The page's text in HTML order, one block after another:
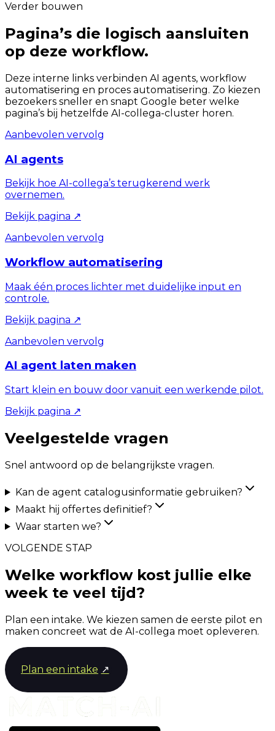
Verder bouwen
Pagina’s die logisch aansluiten
op deze workflow.
Deze interne links verbinden AI agents, workflow
automatisering en proces automatisering. Zo kiezen
bezoekers sneller en snapt Google beter welke
pagina’s bij hetzelfde AI-collega-cluster horen.
Aanbevolen vervolg
AI agents
Bekijk hoe AI-collega’s terugkerend werk
overnemen.
Bekijk pagina ↗
Aanbevolen vervolg
Workflow automatisering
Maak één proces lichter met duidelijke input en
controle.
Bekijk pagina ↗
Aanbevolen vervolg
AI agent laten maken
Start klein en bouw door vanuit een werkende pilot.
Bekijk pagina ↗
Veelgestelde vragen
Snel antwoord op de belangrijkste vragen.
Kan de agent catalogusinformatie gebruiken?
Maakt hij offertes definitief?
Waar starten we?
VOLGENDE STAP
Welke workflow kost jullie elke
week te veel tijd?
Plan een intake. We kiezen samen de eerste pilot en
maken concreet wat de AI-collega moet opleveren.
Plan een intake ↗